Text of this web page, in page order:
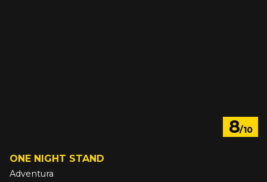
8/10
ONE NIGHT STAND
Adventura